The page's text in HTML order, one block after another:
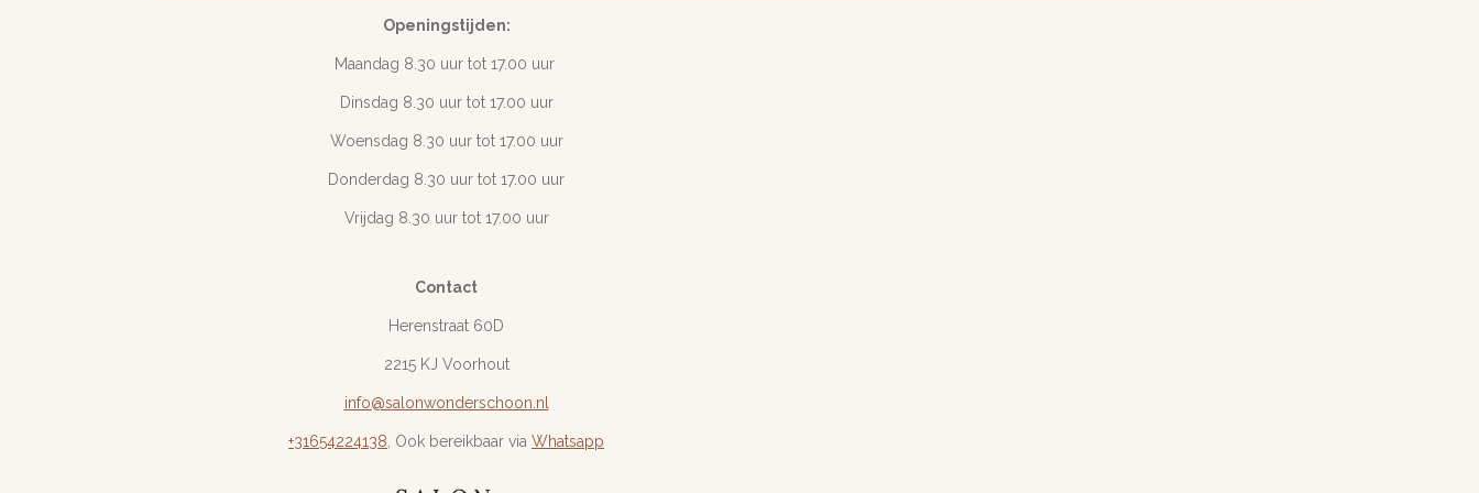
Openingstijden:
Maandag 8.30 uur tot 17.00 uur
Dinsdag 8.30 uur tot 17.00 uur
Woensdag 8.30 uur tot 17.00 uur
Donderdag 8.30 uur tot 17.00 uur
Vrijdag 8.30 uur tot 17.00 uur
Contact
Herenstraat 60D
2215 KJ Voorhout
info@salonwonderschoon.nl
+31654224138, Ook bereikbaar via Whatsapp